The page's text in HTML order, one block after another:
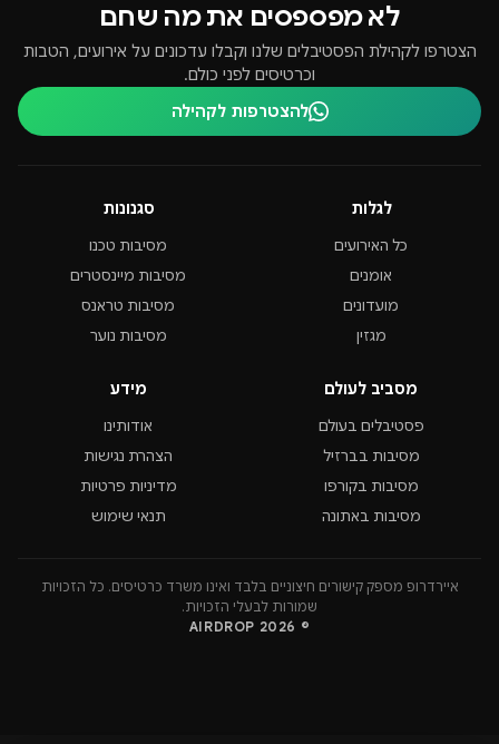
לא מפספסים את מה שחם
הצטרפו לקהילת הפסטיבלים שלנו וקבלו עדכונים על אירועים, הטבות
וכרטיסים לפני כולם.
להצטרפות לקהילה
לגלות
כל האירועים
אומנים
מועדונים
מגזין
סגנונות
מסיבות טכנו
מסיבות מיינסטרים
מסיבות טראנס
מסיבות נוער
מסביב לעולם
פסטיבלים בעולם
מסיבות בברזיל
מסיבות בקורפו
מסיבות באתונה
מידע
אודותינו
הצהרת נגישות
מדיניות פרטיות
תנאי שימוש
איירדרופ מספק קישורים חיצוניים בלבד ואינו משרד כרטיסים. כל הזכויות
שמורות לבעלי הזכויות.
© 2026 AIRDROP